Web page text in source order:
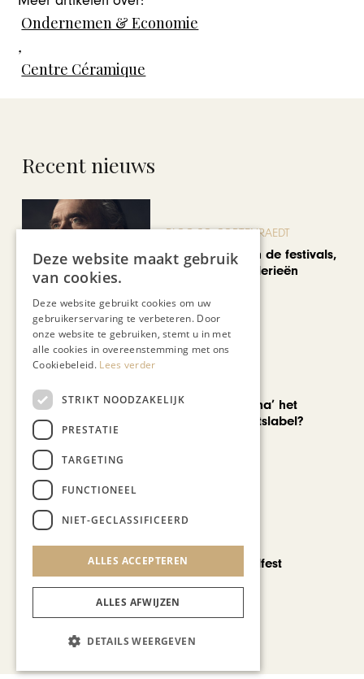
Ondernemen & Economie
,
Centre Céramique
Recent nieuws
BLOG JO CORTENRAEDT
We verzuipen in de festivals,
feesten en braderieën
Is ‘Made in China’ het
nieuwe kwaliteitslabel?
CHAPEAU TV
Noorbeek Foodfest
Bekijk alle artikelen
Deze website maakt gebruik
van cookies.
Deze website gebruikt cookies om uw
gebruikerservaring te verbeteren. Door
onze website te gebruiken, stemt u in met
alle cookies in overeenstemming met ons
Cookiebeleid. Lees verder
STRIKT NOODZAKELIJK
PRESTATIE
TARGETING
FUNCTIONEEL
NIET-GECLASSIFICEERD
ALLES ACCEPTEREN
ALLES AFWIJZEN
DETAILS WEERGEVEN